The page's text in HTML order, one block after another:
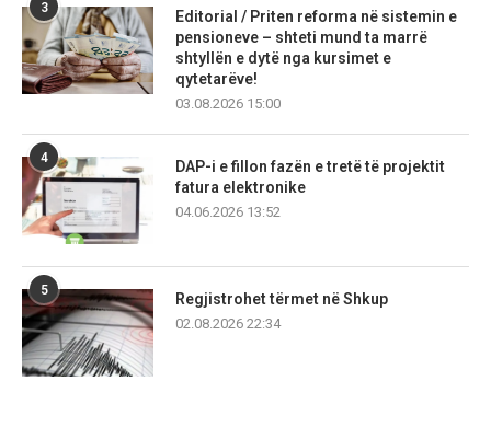
3
Editorial / Priten reforma në sistemin e
pensioneve – shteti mund ta marrë
shtyllën e dytë nga kursimet e
qytetarëve!
03.08.2026 15:00
4
DAP-i e fillon fazën e tretë të projektit
fatura elektronike
04.06.2026 13:52
5
Regjistrohet tërmet në Shkup
02.08.2026 22:34